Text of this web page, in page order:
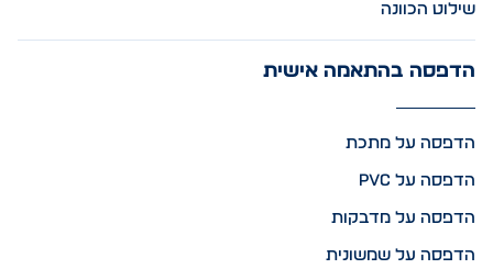
שילוט הכוונה
הדפסה בהתאמה אישית
הדפסה על מתכת
הדפסה על PVC
הדפסה על מדבקות
הדפסה על שמשונית